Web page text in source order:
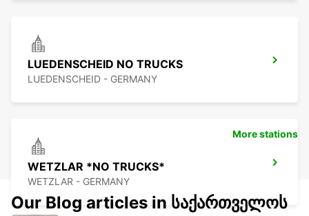
LUEDENSCHEID NO TRUCKS
LUEDENSCHEID - GERMANY
WETZLAR *NO TRUCKS*
WETZLAR - GERMANY
More stations
Our Blog articles in საქართველოს